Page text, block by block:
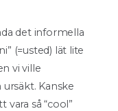
det informella
(=usted) lät lite
vi ville
Kanske
så “cool”